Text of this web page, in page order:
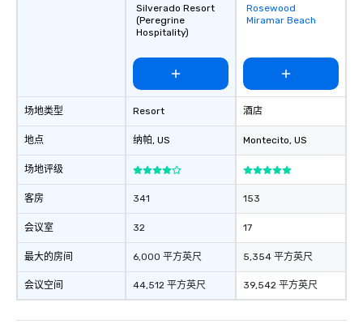
场地类型
地点
场地评级
客房
会议室
最大的房间
会议空间
Silverado Resort
(Peregrine
Hospitality)
Resort
纳帕, US
341
32
6,000 平方英尺
44,512 平方英尺
Removed from
favorites
Rosewood
Miramar Beach
酒店
Montecito, US
153
17
5,354 平方英尺
39,542 平方英尺